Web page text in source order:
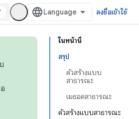
ลงชื่อเข้าใช้
ในหน้านี้
สรุป
ตัวสร้างแบบ
สาธารณะ
เมธอดสาธารณะ
ตัวสร้างแบบสาธารณะ